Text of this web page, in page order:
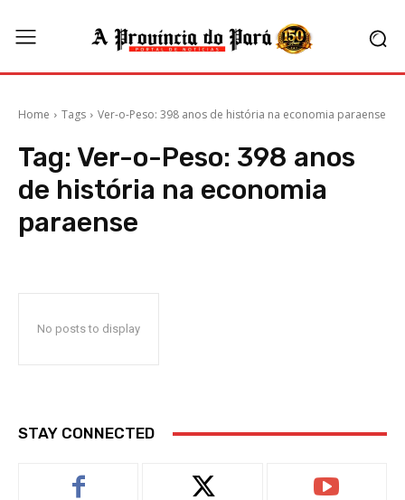
Home Tags Ver-o-Peso: 398 anos de história na economia paraense
Tag: Ver-o-Peso: 398 anos
de história na economia
paraense
No posts to display
STAY CONNECTED